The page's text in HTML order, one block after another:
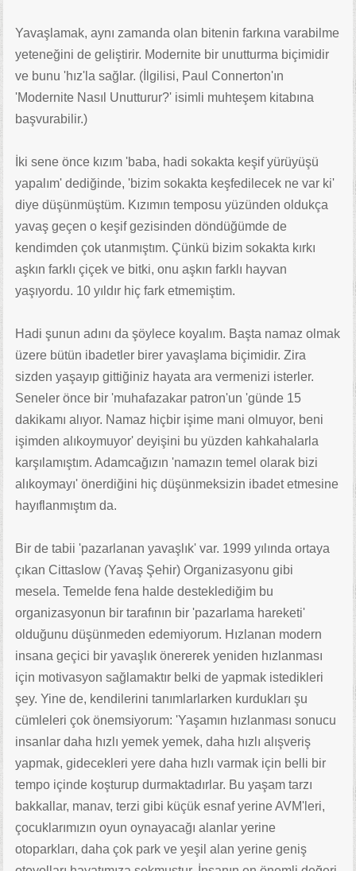
Yavaşlamak, aynı zamanda olan bitenin farkına varabilme
yeteneğini de geliştirir. Modernite bir unutturma biçimidir
ve bunu 'hız'la sağlar. (İlgilisi, Paul Connerton'ın
'Modernite Nasıl Unutturur?' isimli muhteşem kitabına
başvurabilir.)
İki sene önce kızım 'baba, hadi sokakta keşif yürüyüşü
yapalım' dediğinde, 'bizim sokakta keşfedilecek ne var ki'
diye düşünmüştüm. Kızımın temposu yüzünden oldukça
yavaş geçen o keşif gezisinden döndüğümde de
kendimden çok utanmıştım. Çünkü bizim sokakta kırkı
aşkın farklı çiçek ve bitki, onu aşkın farklı hayvan
yaşıyordu. 10 yıldır hiç fark etmemiştim.
Hadi şunun adını da şöylece koyalım. Başta namaz olmak
üzere bütün ibadetler birer yavaşlama biçimidir. Zira
sizden yaşayıp gittiğiniz hayata ara vermenizi isterler.
Seneler önce bir 'muhafazakar patron'un 'günde 15
dakikamı alıyor. Namaz hiçbir işime mani olmuyor, beni
işimden alıkoymuyor' deyişini bu yüzden kahkahalarla
karşılamıştım. Adamcağızın 'namazın temel olarak bizi
alıkoymayı' önerdiğini hiç düşünmeksizin ibadet etmesine
hayıflanmıştım da.
Bir de tabii 'pazarlanan yavaşlık' var. 1999 yılında ortaya
çıkan Cittaslow (Yavaş Şehir) Organizasyonu gibi
mesela. Temelde fena halde desteklediğim bu
organizasyonun bir tarafının bir 'pazarlama hareketi'
olduğunu düşünmeden edemiyorum. Hızlanan modern
insana geçici bir yavaşlık önererek yeniden hızlanması
için motivasyon sağlamaktır belki de yapmak istedikleri
şey. Yine de, kendilerini tanımlarlarken kurdukları şu
cümleleri çok önemsiyorum: 'Yaşamın hızlanması sonucu
insanlar daha hızlı yemek yemek, daha hızlı alışveriş
yapmak, gidecekleri yere daha hızlı varmak için belli bir
tempo içinde koşturup durmaktadırlar. Bu yaşam tarzı
bakkallar, manav, terzi gibi küçük esnaf yerine AVM'leri,
çocuklarımızın oyun oynayacağı alanlar yerine
otoparkları, daha çok park ve yeşil alan yerine geniş